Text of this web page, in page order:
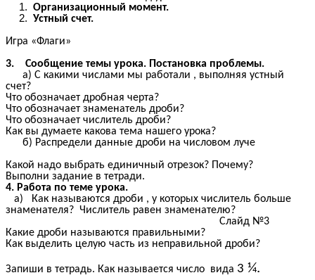
Организационный момент.
Устный счет.
Игра «Флаги»
3. Сообщение темы урока. Постановка проблемы.
а) С какими числами мы работали , выполняя устный
счет?
Что обозначает дробная черта?
Что обозначает знаменатель дроби?
Что обозначает числитель дроби?
Как вы думаете какова тема нашего урока?
б) Распредели данные дроби на числовом луче
Какой надо выбрать единичный отрезок? Почему?
Выполни задание в тетради.
4. Работа по теме урока.
а) Как называются дроби , у которых числитель больше
знаменателя? Числитель равен знаменателю?
Слайд №3
Какие дроби называются правильными?
Как выделить целую часть из неправильной дроби?
Запиши в тетрадь. Как называется число вида 3 ¼.